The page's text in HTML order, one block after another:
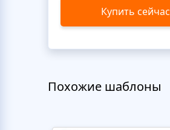
Купить сейчас
Похожие шаблоны